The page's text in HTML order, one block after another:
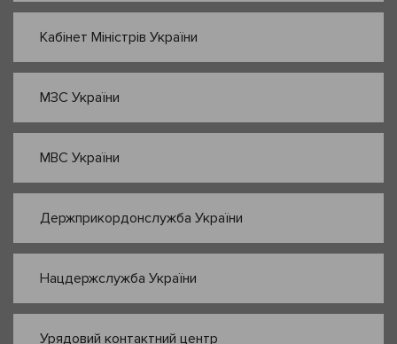
Кабінет Міністрів України
МЗС України
МВС України
Держприкордонслужба України
Нацдержслужба України
Урядовий контактний центр